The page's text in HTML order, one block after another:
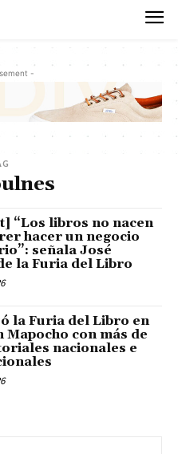
-
“Los libros no nacen
hacer un negocio
señala José
la Furia del Libro
la Furia del Libro en
Mapocho con más de
nacionales e